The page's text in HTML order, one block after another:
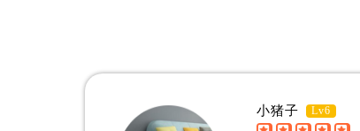
小猪子 Lv6